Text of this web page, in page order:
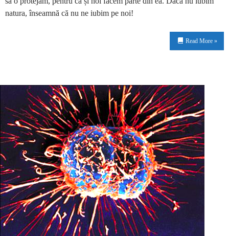
natura, înseamnă că nu ne iubim pe noi!
Read More »